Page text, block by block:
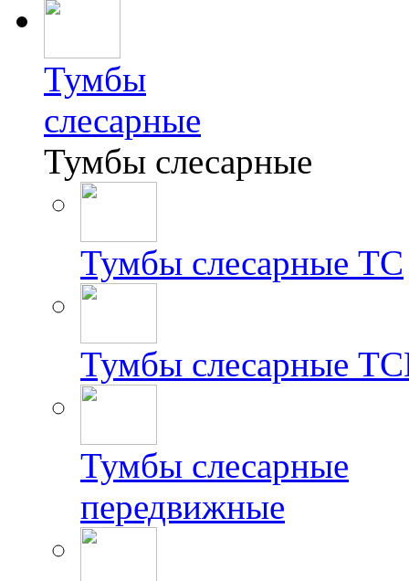
Тумбы
слесарные
Тумбы слесарные
Тумбы слесарные ТС
Тумбы слесарные
Тумбы слесарные
передвижные